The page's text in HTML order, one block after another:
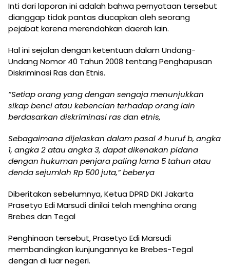
Inti dari laporan ini adalah bahwa pernyataan tersebut
dianggap tidak pantas diucapkan oleh seorang
pejabat karena merendahkan daerah lain.
Hal ini sejalan dengan ketentuan dalam Undang-
Undang Nomor 40 Tahun 2008 tentang Penghapusan
Diskriminasi Ras dan Etnis.
“Setiap orang yang dengan sengaja menunjukkan
sikap benci atau kebencian terhadap orang lain
berdasarkan diskriminasi ras dan etnis,
Sebagaimana dijelaskan dalam pasal 4 huruf b, angka
1, angka 2 atau angka 3, dapat dikenakan pidana
dengan hukuman penjara paling lama 5 tahun atau
denda sejumlah Rp 500 juta,” beberya
Diberitakan sebelumnya, Ketua DPRD DKI Jakarta
Prasetyo Edi Marsudi dinilai telah menghina orang
Brebes dan Tegal
Penghinaan tersebut, Prasetyo Edi Marsudi
membandingkan kunjungannya ke Brebes-Tegal
dengan di luar negeri.